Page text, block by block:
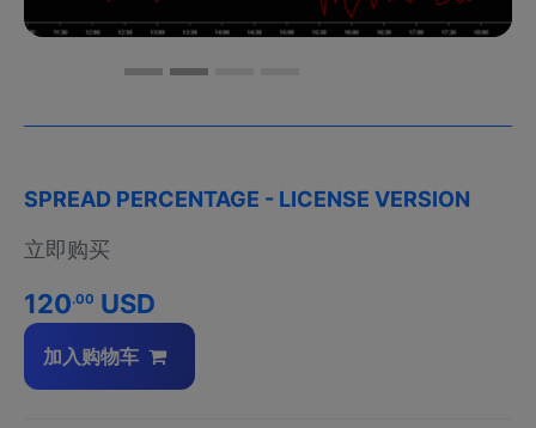
SPREAD PERCENTAGE - LICENSE VERSION
立即购买
120.00 USD
加入购物车